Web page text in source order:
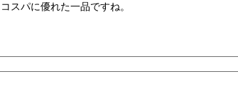
コスパに優れた一品ですね。